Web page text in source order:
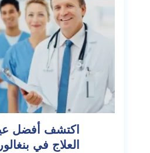
اكتشف أفضل
العلاج في بنغالور 2025